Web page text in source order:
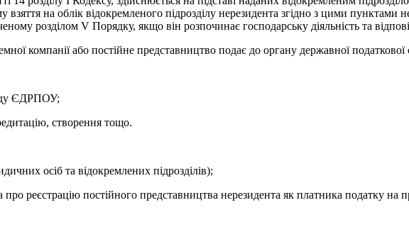
на облік відокремленого підрозділу нерезидента згідно з цими пунктами не
розділом V Порядку, якщо він розпочинає господарську діяльність та
компанії або постійне представництво подає до органу державної
ЄДРПОУ;
створення тощо.
осіб та відокремлених підрозділів);
про реєстрацію постійного представництва нерезидента як платника податку